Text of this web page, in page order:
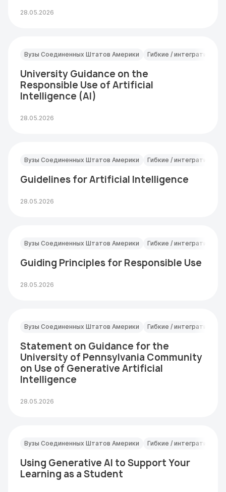
28.05.2026
Вузы Соединенных Штатов Америки Гибкие / интегративные
University Guidance on the
Responsible Use of Artificial
Intelligence (AI)
28.05.2026
Вузы Соединенных Штатов Америки Гибкие / интегративные
Guidelines for Artificial Intelligence
28.05.2026
Вузы Соединенных Штатов Америки Гибкие / интегративные
Guiding Principles for Responsible Use
28.05.2026
Вузы Соединенных Штатов Америки Гибкие / интегративные
Statement on Guidance for the
University of Pennsylvania Community
on Use of Generative Artificial
Intelligence
28.05.2026
Вузы Соединенных Штатов Америки Гибкие / интегративные
Using Generative AI to Support Your
Learning as a Student